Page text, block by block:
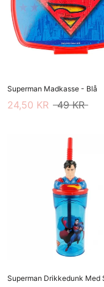
Superman Madkasse - Blå
24,50 KR 49 KR